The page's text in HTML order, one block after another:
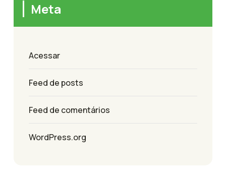
Meta
Acessar
Feed de posts
Feed de comentários
WordPress.org